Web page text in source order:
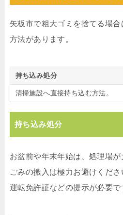
矢板市で粗大ゴミを捨てる場合
方法があります。
持ち込み処分
清掃施設へ直接持ち込む方法。
持ち込み処分
お盆前や年末年始は、処理場が
ごみの搬入は極力お避けくださ
運転免許証などの提示が必要で